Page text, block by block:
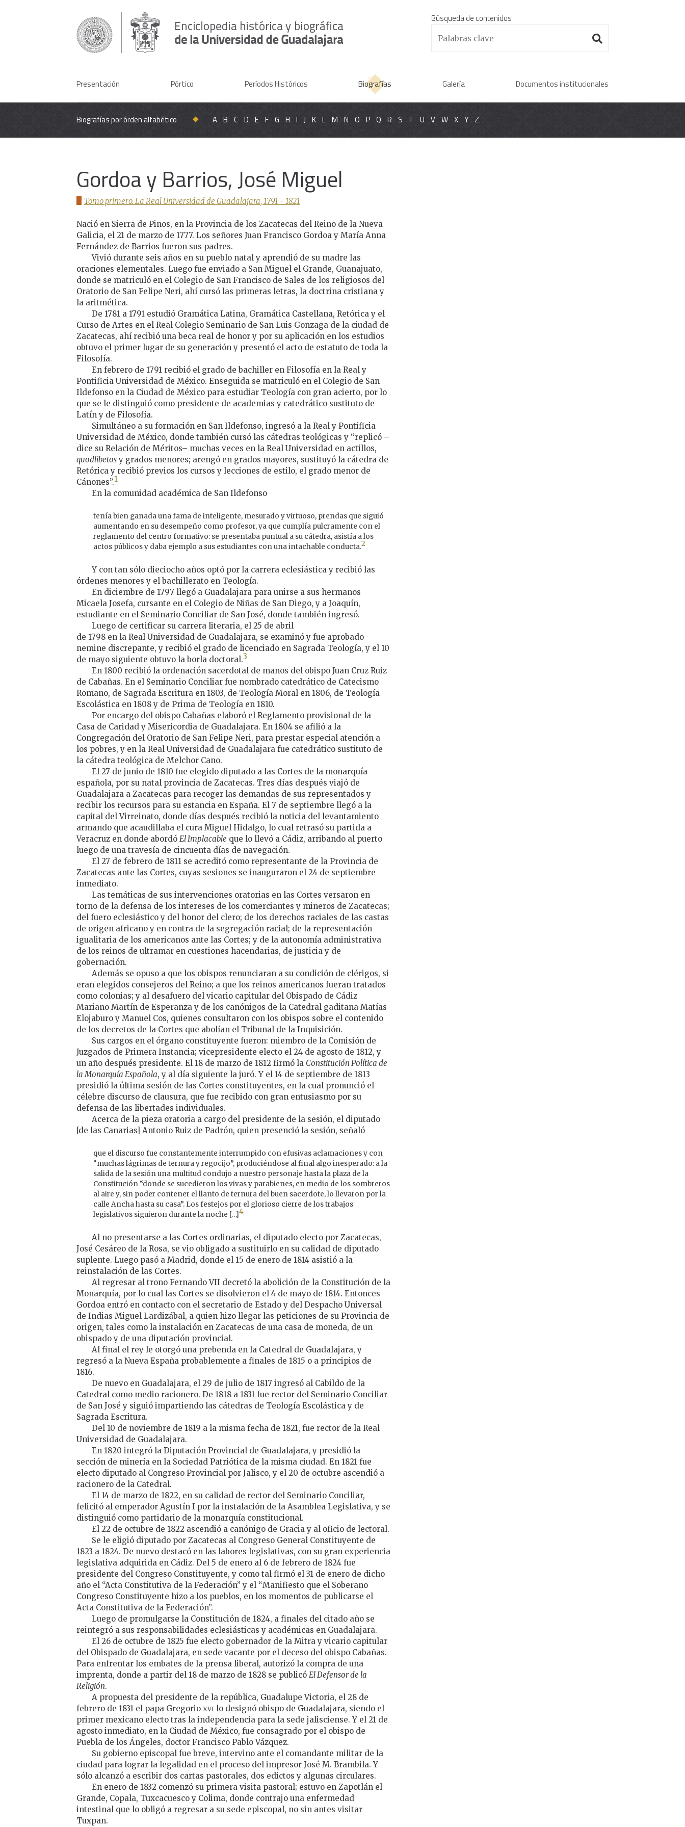
Búsqueda de contenidos
Presentación Pórtico Períodos Históricos Biografías Galería Documentos institucionales
Biografías por órden alfabético A B C D E F G H I J K L M N O P Q R S T U V W X Y Z
Gordoa y Barrios, José Miguel
Tomo primero. La Real Universidad de Guadalajara, 1791 - 1821
Nació en Sierra de Pinos, en la Provincia de los Zacatecas del Reino de la Nueva
Galicia, el 21 de marzo de 1777. Los señores Juan Francisco Gordoa y María Anna
Fernández de Barrios fueron sus padres.
Vivió durante seis años en su pueblo natal y aprendió de su madre las
oraciones elementales. Luego fue enviado a San Miguel el Grande, Guanajuato,
donde se matriculó en el Colegio de San Francisco de Sales de los religiosos del
Oratorio de San Felipe Neri, ahí cursó las primeras letras, la doctrina cristiana y
la aritmética.
De 1781 a 1791 estudió Gramática Latina, Gramática Castellana, Retórica y el
Curso de Artes en el Real Colegio Seminario de San Luis Gonzaga de la ciudad de
Zacatecas, ahí recibió una beca real de honor y por su aplicación en los estudios
obtuvo el primer lugar de su generación y presentó el acto de estatuto de toda la
Filosofía.
En febrero de 1791 recibió el grado de bachiller en Filosofía en la Real y
Pontificia Universidad de México. Enseguida se matriculó en el Colegio de San
Ildefonso en la Ciudad de México para estudiar Teología con gran acierto, por lo
que se le distinguió como presidente de academias y catedrático sustituto de
Latín y de Filosofía.
Simultáneo a su formación en San Ildefonso, ingresó a la Real y Pontificia
Universidad de México, donde también cursó las cátedras teológicas y “replicó –
dice su Relación de Méritos– muchas veces en la Real Universidad en actillos,
quodlibetosy grados menores; arengó en grados mayores, sustituyó la cátedra de
Retórica y recibió previos los cursos y lecciones de estilo, el grado menor de
Cánones”.1
En la comunidad académica de San Ildefonso
tenía bien ganada una fama de inteligente, mesurado y virtuoso, prendas que siguió
aumentando en su desempeño como profesor, ya que cumplía pulcramente con el
reglamento del centro formativo: se presentaba puntual a su cátedra, asistía a los
actos públicos y daba ejemplo a sus estudiantes con una intachable conducta.2
Y con tan sólo dieciocho años optó por la carrera eclesiástica y recibió las
órdenes menores y el bachillerato en Teología.
En diciembre de 1797 llegó a Guadalajara para unirse a sus hermanos
Micaela Josefa, cursante en el Colegio de Niñas de San Diego, y a Joaquín,
estudiante en el Seminario Conciliar de San José, donde también ingresó.
Luego de certificar su carrera literaria, el 25 de abril
de 1798 en la Real Universidad de Guadalajara, se examinó y fue aprobado
nemine discrepante, y recibió el grado de licenciado en Sagrada Teología, y el 10
de mayo siguiente obtuvo la borla doctoral.3
En 1800 recibió la ordenación sacerdotal de manos del obispo Juan Cruz Ruiz
de Cabañas. En el Seminario Conciliar fue nombrado catedrático de Catecismo
Romano, de Sagrada Escritura en 1803, de Teología Moral en 1806, de Teología
Escolástica en 1808 y de Prima de Teología en 1810.
Por encargo del obispo Cabañas elaboró el Reglamento provisional de la
Casa de Caridad y Misericordia de Guadalajara. En 1804 se afilió a la
Congregación del Oratorio de San Felipe Neri, para prestar especial atención a
los pobres, y en la Real Universidad de Guadalajara fue catedrático sustituto de
la cátedra teológica de Melchor Cano.
El 27 de junio de 1810 fue elegido diputado a las Cortes de la monarquía
española, por su natal provincia de Zacatecas. Tres días después viajó de
Guadalajara a Zacatecas para recoger las demandas de sus representados y
recibir los recursos para su estancia en España. El 7 de septiembre llegó a la
capital del Virreinato, donde días después recibió la noticia del levantamiento
armando que acaudillaba el cura Miguel Hidalgo, lo cual retrasó su partida a
Veracruz en donde abordó El Implacable que lo llevó a Cádiz, arribando al puerto
luego de una travesía de cincuenta días de navegación.
El 27 de febrero de 1811 se acreditó como representante de la Provincia de
Zacatecas ante las Cortes, cuyas sesiones se inauguraron el 24 de septiembre
inmediato.
Las temáticas de sus intervenciones oratorias en las Cortes versaron en
torno de la defensa de los intereses de los comerciantes y mineros de Zacatecas;
del fuero eclesiástico y del honor del clero; de los derechos raciales de las castas
de origen africano y en contra de la segregación racial; de la representación
igualitaria de los americanos ante las Cortes; y de la autonomía administrativa
de los reinos de ultramar en cuestiones hacendarias, de justicia y de
gobernación.
Además se opuso a que los obispos renunciaran a su condición de clérigos, si
eran elegidos consejeros del Reino; a que los reinos americanos fueran tratados
como colonias; y al desafuero del vicario capitular del Obispado de Cádiz
Mariano Martín de Esperanza y de los canónigos de la Catedral gaditana Matías
Elojaburo y Manuel Cos, quienes consultaron con los obispos sobre el contenido
de los decretos de la Cortes que abolían el Tribunal de la Inquisición.
Sus cargos en el órgano constituyente fueron: miembro de la Comisión de
Juzgados de Primera Instancia; vicepresidente electo el 24 de agosto de 1812, y
un año después presidente. El 18 de marzo de 1812 firmó la Constitución Política de
la Monarquía Española, y al día siguiente la juró. Y el 14 de septiembre de 1813
presidió la última sesión de las Cortes constituyentes, en la cual pronunció el
célebre discurso de clausura, que fue recibido con gran entusiasmo por su
defensa de las libertades individuales.
Acerca de la pieza oratoria a cargo del presidente de la sesión, el diputado
[de las Canarias] Antonio Ruiz de Padrón, quien presenció la sesión, señaló
que el discurso fue constantemente interrumpido con efusivas aclamaciones y con
“muchas lágrimas de ternura y regocijo”, produciéndose al final algo inesperado: a la
salida de la sesión una multitud condujo a nuestro personaje hasta la plaza de la
Constitución “donde se sucedieron los vivas y parabienes, en medio de los sombreros
al aire y, sin poder contener el llanto de ternura del buen sacerdote, lo llevaron por la
calle Ancha hasta su casa”. Los festejos por el glorioso cierre de los trabajos
legislativos siguieron durante la noche […]4
Al no presentarse a las Cortes ordinarias, el diputado electo por Zacatecas,
José Cesáreo de la Rosa, se vio obligado a sustituirlo en su calidad de diputado
suplente. Luego pasó a Madrid, donde el 15 de enero de 1814 asistió a la
reinstalación de las Cortes.
Al regresar al trono Fernando VII decretó la abolición de la Constitución de la
Monarquía, por lo cual las Cortes se disolvieron el 4 de mayo de 1814. Entonces
Gordoa entró en contacto con el secretario de Estado y del Despacho Universal
de Indias Miguel Lardizábal, a quien hizo llegar las peticiones de su Provincia de
origen, tales como la instalación en Zacatecas de una casa de moneda, de un
obispado y de una diputación provincial.
Al final el rey le otorgó una prebenda en la Catedral de Guadalajara, y
regresó a la Nueva España probablemente a finales de 1815 o a principios de
1816.
De nuevo en Guadalajara, el 29 de julio de 1817 ingresó al Cabildo de la
Catedral como medio racionero. De 1818 a 1831 fue rector del Seminario Conciliar
de San José y siguió impartiendo las cátedras de Teología Escolástica y de
Sagrada Escritura.
Del 10 de noviembre de 1819 a la misma fecha de 1821, fue rector de la Real
Universidad de Guadalajara.
En 1820 integró la Diputación Provincial de Guadalajara, y presidió la
sección de minería en la Sociedad Patriótica de la misma ciudad. En 1821 fue
electo diputado al Congreso Provincial por Jalisco, y el 20 de octubre ascendió a
racionero de la Catedral.
El 14 de marzo de 1822, en su calidad de rector del Seminario Conciliar,
felicitó al emperador Agustín I por la instalación de la Asamblea Legislativa, y se
distinguió como partidario de la monarquía constitucional.
El 22 de octubre de 1822 ascendió a canónigo de Gracia y al oficio de lectoral.
Se le eligió diputado por Zacatecas al Congreso General Constituyente de
1823 a 1824. De nuevo destacó en las labores legislativas, con su gran experiencia
legislativa adquirida en Cádiz. Del 5 de enero al 6 de febrero de 1824 fue
presidente del Congreso Constituyente, y como tal firmó el 31 de enero de dicho
año el “Acta Constitutiva de la Federación” y el “Manifiesto que el Soberano
Congreso Constituyente hizo a los pueblos, en los momentos de publicarse el
Acta Constitutiva de la Federación”.
Luego de promulgarse la Constitución de 1824, a finales del citado año se
reintegró a sus responsabilidades eclesiásticas y académicas en Guadalajara.
El 26 de octubre de 1825 fue electo gobernador de la Mitra y vicario capitular
del Obispado de Guadalajara, en sede vacante por el deceso del obispo Cabañas.
Para enfrentar los embates de la prensa liberal, autorizó la compra de una
imprenta, donde a partir del 18 de marzo de 1828 se publicó El Defensor de la
Religión.
A propuesta del presidente de la república, Guadalupe Victoria, el 28 de
febrero de 1831 el papa Gregorio xvi lo designó obispo de Guadalajara, siendo el
primer mexicano electo tras la independencia para la sede jalisciense. Y el 21 de
agosto inmediato, en la Ciudad de México, fue consagrado por el obispo de
Puebla de los Ángeles, doctor Francisco Pablo Vázquez.
Su gobierno episcopal fue breve, intervino ante el comandante militar de la
ciudad para lograr la legalidad en el proceso del impresor José M. Brambila. Y
sólo alcanzó a escribir dos cartas pastorales, dos edictos y algunas circulares.
En enero de 1832 comenzó su primera visita pastoral; estuvo en Zapotlán el
Grande, Copala, Tuxcacuesco y Colima, donde contrajo una enfermedad
intestinal que lo obligó a regresar a su sede episcopal, no sin antes visitar
Tuxpan.